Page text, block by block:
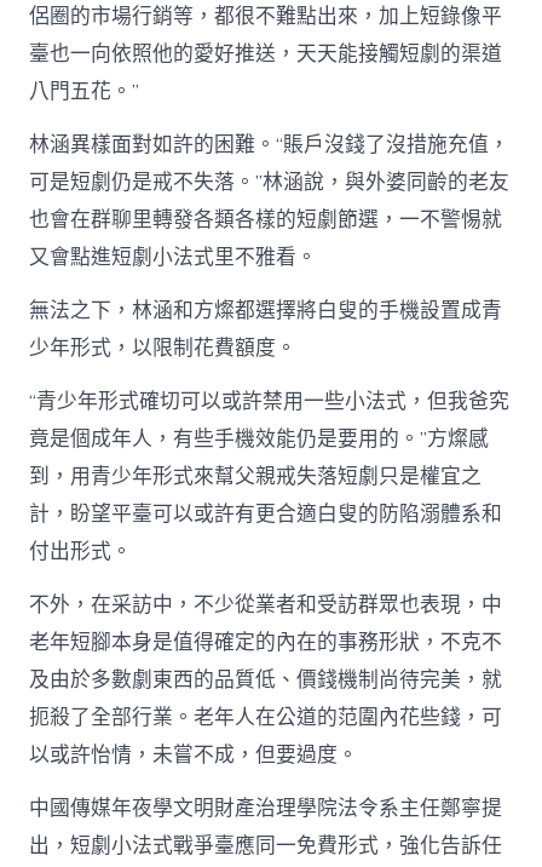
侶圈的市場行銷等，都很不難點出來，加上短錄像平
臺也一向依照他的愛好推送，天天能接觸短劇的渠道
八門五花。”
林涵異樣面對如許的困難。“賬戶沒錢了沒措施充值，
可是短劇仍是戒不失落。”林涵說，與外婆同齡的老友
也會在群聊里轉發各類各樣的短劇節選，一不警惕就
又會點進短劇小法式里不雅看。
無法之下，林涵和方燦都選擇將白叟的手機設置成青
少年形式，以限制花費額度。
“青少年形式確切可以或許禁用一些小法式，但我爸究
竟是個成年人，有些手機效能仍是要用的。”方燦感
到，用青少年形式來幫父親戒失落短劇只是權宜之
計，盼望平臺可以或許有更合適白叟的防陷溺體系和
付出形式。
不外，在采訪中，不少從業者和受訪群眾也表現，中
老年短腳本身是值得確定的內在的事務形狀，不克不
及由於多數劇東西的品質低、價錢機制尚待完美，就
扼殺了全部行業。老年人在公道的范圍內花些錢，可
以或許怡情，未嘗不成，但要過度。
中國傳媒年夜學文明財產治理學院法令系主任鄭寧提
出，短劇小法式戰爭臺應同一免費形式，強化告訴任